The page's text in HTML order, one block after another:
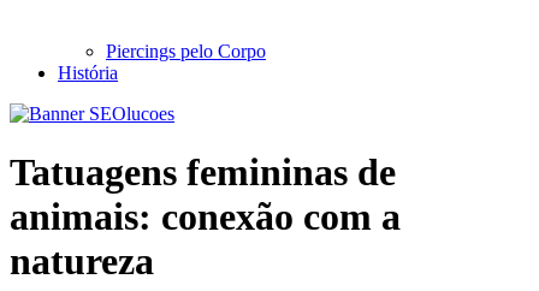
Piercings pelo Corpo
História
Tatuagens femininas de
animais: conexão com a
natureza